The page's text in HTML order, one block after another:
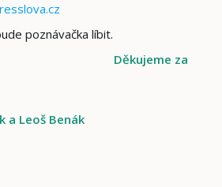
poznávačka líbit.
Děkujeme za
a Leoš Benák